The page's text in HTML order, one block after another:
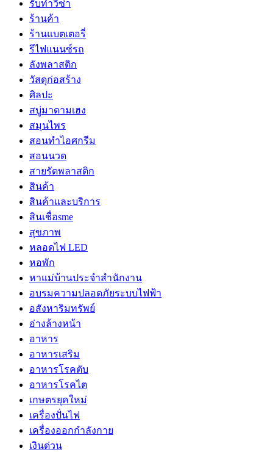
รับทำวีซ่า
ร้านค้า
ร้านแบตเตอรี่
รีไฟแนนซ์รถ
ลังพลาสติก
วัสดุก่อสร้าง
ศิลปะ
สบู่มาดามเฮง
สมุนไพร
สอนทำไอศกรีม
สอนนวด
สายรัดพลาสติก
สินค้า
สินค้าและบริการ
สินเชื่อsme
สุขภาพ
หลอดไฟ LED
หอพัก
หาแม่บ้านประจำสำนักงาน
อบรมความปลอดภัยระบบไฟฟ้า
อสังหาริมทรัพย์
อ่างล้างหน้า
อาหาร
อาหารเสริม
อาหารโรคตับ
อาหารโรคไต
เกษตรยุคใหม่
เครื่องปั่นไฟ
เครื่องออกกำลังกาย
เงินด่วน